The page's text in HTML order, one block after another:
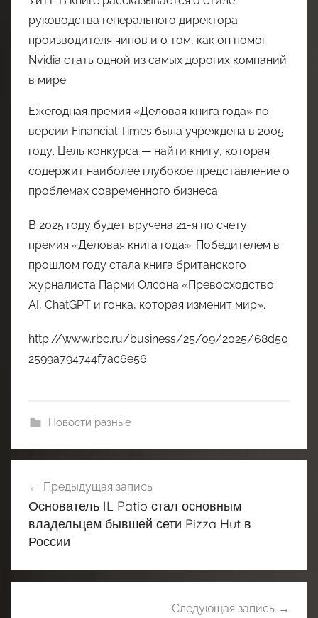
руководства генерального директора
производителя чипов и о том, как он помог
Nvidia стать одной из самых дорогих компаний
в мире.
Ежегодная премия «Деловая книга года» по
версии Financial Times была учреждена в 2005
году. Цель конкурса — найти книгу, которая
содержит наиболее глубокое представление о
проблемах современного бизнеса.
В 2025 году будет вручена 21-я по счету
премия «Деловая книга года». Победителем в
прошлом году стала книга британского
журналиста Парми Олсона «Превосходство:
AI, ChatGPT и гонка, которая изменит мир».
http://www.rbc.ru/business/25/09/2025/68d50
2599a794744f7ac6e56
Новости разные
по
записям
Предыдущая запись
Основатель IL Patio стал основным
владельцем бывшей сети Pizza Hut в
России
Следующая запись